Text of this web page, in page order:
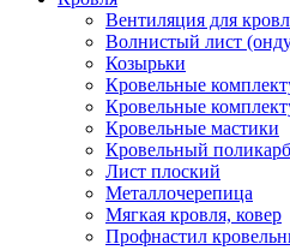
Вентиляция для
Волнистый лист
Козырьки
Кровельные
Кровельные
Кровельные мастики
Кровельный
Лист плоский
Металлочерепица
Мягкая кровля, ковер
Профнастил